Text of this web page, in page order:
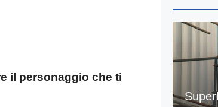
il personaggio che ti